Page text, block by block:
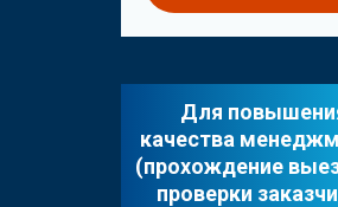
Для
качества
(прохождение
проверки